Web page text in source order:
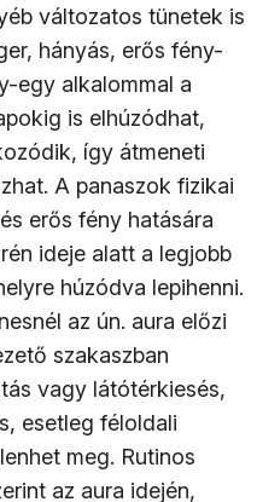
változatos tünetek is
hányás, erős fény-
egy alkalommal a
is elhúzódhat,
így átmeneti
A panaszok fizikai
erős fény hatására
ideje alatt a legjobb
húzódva lepihenni.
az ún. aura előzi
szakaszban
vagy látótérkiesés,
esetleg féloldali
meg. Rutinos
az aura idején,